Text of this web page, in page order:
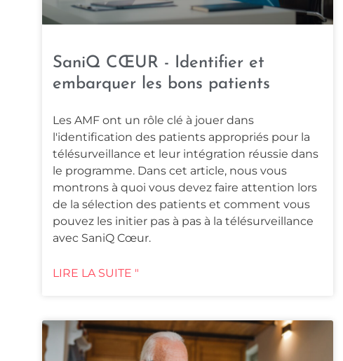
SaniQ CŒUR - Identifier et
embarquer les bons patients
Les AMF ont un rôle clé à jouer dans
l'identification des patients appropriés pour la
télésurveillance et leur intégration réussie dans
le programme. Dans cet article, nous vous
montrons à quoi vous devez faire attention lors
de la sélection des patients et comment vous
pouvez les initier pas à pas à la télésurveillance
avec SaniQ Cœur.
LIRE LA SUITE "